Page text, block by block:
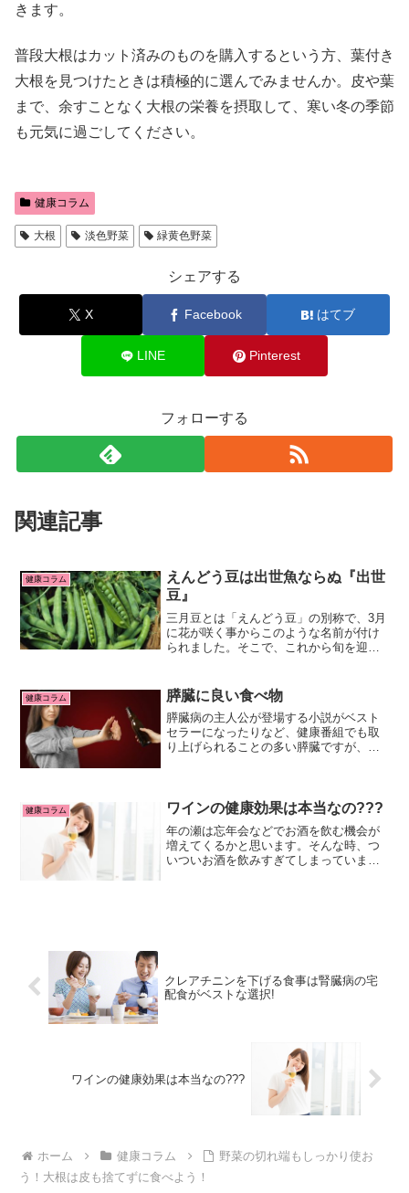
きます。
普段大根はカット済みのものを購入するという方、葉付き
大根を見つけたときは積極的に選んでみませんか。皮や葉
まで、余すことなく大根の栄養を摂取して、寒い冬の季節
も元気に過ごしてください。
健康コラム
大根 淡色野菜 緑黄色野菜
シェアする
X Facebook はてブ
LINE Pinterest
フォローする
関連記事
健康コラム
えんどう豆は出世魚ならぬ『出世
豆』
三月豆とは「えんどう豆」の別称で、3月
に花が咲く事からこのような名前が付け
られました。そこで、これから旬を迎え
健康コラム 膵臓に良い食べ物
膵臓病の主人公が登場する小説がベスト
セラーになったりなど、健康番組でも取
り上げられることの多い膵臓ですが、
臓器」と言われる膵臓の役割...
健康コラム ワインの健康効果は本当なの???
年の瀬は忘年会などでお酒を飲む機会が
増えてくるかと思います。そんな時、つ
いついお酒を飲みすぎてしまっていませ
クレアチニンを下げる食事は腎臓病の宅
配食がベストな選択!
ワインの健康効果は本当なの???
ホーム 健康コラム
野菜の切れ端もしっかり使お
う！大根は皮も捨てずに食べよう！